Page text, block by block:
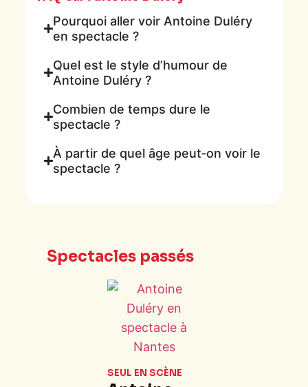
Pourquoi aller voir Antoine Duléry
en spectacle ?
Quel est le style d’humour de
Antoine Duléry ?
Combien de temps dure le
spectacle ?
À partir de quel âge peut‑on voir le
spectacle ?
Spectacles passés
SEUL EN SCÈNE